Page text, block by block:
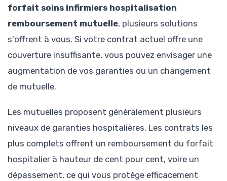
forfait soins infirmiers hospitalisation
remboursement mutuelle, plusieurs solutions
s'offrent à vous. Si votre contrat actuel offre une
couverture insuffisante, vous pouvez envisager une
augmentation de vos garanties ou un changement
de mutuelle.
Les mutuelles proposent généralement plusieurs
niveaux de garanties hospitalières. Les contrats les
plus complets offrent un remboursement du forfait
hospitalier à hauteur de cent pour cent, voire un
dépassement, ce qui vous protège efficacement